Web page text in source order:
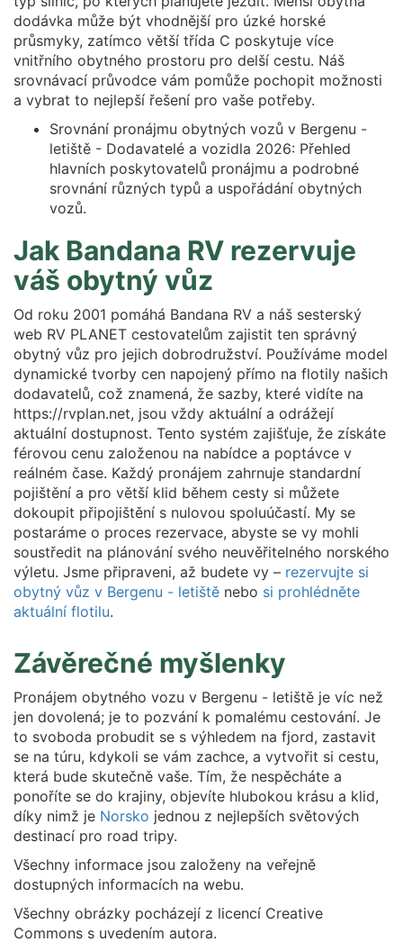
dodávka může být vhodnější pro úzké horské
průsmyky, zatímco větší třída C poskytuje více
vnitřního obytného prostoru pro delší cestu. Náš
srovnávací průvodce vám pomůže pochopit možnosti
a vybrat to nejlepší řešení pro vaše potřeby.
Srovnání pronájmu obytných vozů v Bergenu -
letiště - Dodavatelé a vozidla 2026: Přehled
hlavních poskytovatelů pronájmu a podrobné
srovnání různých typů a uspořádání obytných
vozů.
Jak Bandana RV rezervuje
váš obytný vůz
Od roku 2001 pomáhá Bandana RV a náš sesterský
web RV PLANET cestovatelům zajistit ten správný
obytný vůz pro jejich dobrodružství. Používáme model
dynamické tvorby cen napojený přímo na flotily našich
dodavatelů, což znamená, že sazby, které vidíte na
https://rvplan.net, jsou vždy aktuální a odrážejí
aktuální dostupnost. Tento systém zajišťuje, že získáte
férovou cenu založenou na nabídce a poptávce v
reálném čase. Každý pronájem zahrnuje standardní
pojištění a pro větší klid během cesty si můžete
dokoupit připojištění s nulovou spoluúčastí. My se
postaráme o proces rezervace, abyste se vy mohli
soustředit na plánování svého neuvěřitelného norského
výletu. Jsme připraveni, až budete vy – rezervujte si
obytný vůz v Bergenu - letiště nebo si prohlédněte
aktuální flotilu.
Závěrečné myšlenky
Pronájem obytného vozu v Bergenu - letiště je víc než
jen dovolená; je to pozvání k pomalému cestování. Je
to svoboda probudit se s výhledem na fjord, zastavit
se na túru, kdykoli se vám zachce, a vytvořit si cestu,
která bude skutečně vaše. Tím, že nespěcháte a
ponoříte se do krajiny, objevíte hlubokou krásu a klid,
díky nimž je Norsko jednou z nejlepších světových
destinací pro road tripy.
Všechny informace jsou založeny na veřejně
dostupných informacích na webu.
Všechny obrázky pocházejí z licencí Creative
Commons s uvedením autora.